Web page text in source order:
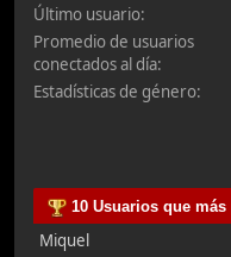
Último usuario:
Promedio de usuarios
conectados al día:
Estadísticas de género:
10 Usuarios que más
Miquel